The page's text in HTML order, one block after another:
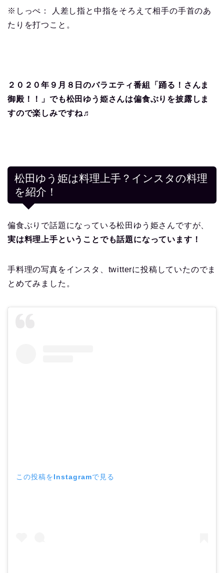
※しっぺ： 人差し指と中指をそろえて相手の手首のあ
たりを打つこと。
２０２０年９月８日のバラエティ番組「踊る！さんま
御殿！！」でも松田ゆう姫さんは偏食ぶりを披露しま
すので楽しみですね♬
松田ゆう姫は料理上手？インスタの料理
を紹介！
偏食ぶりで話題になっている松田ゆう姫さんですが、
実は料理上手ということでも話題になっています！
手料理の写真をインスタ、twitterに投稿していたのでま
とめてみました。
この投稿をInstagramで見る